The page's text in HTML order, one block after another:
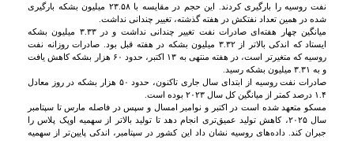
نفت روسیه را بارگیری کردند. این حجم در مقایسه با ۲۳.۵۸ میلیون بشکه بارگیری
شده در همین تعداد نفتکش در هفته گذشته، تغییر چندانی نداشت.
میانگین چهار هفته‌ای صادرات نفت تغییر چندانی نداشت و در ۳.۳۳ میلیون بشکه
ایستاد که اندکی بالاتر از ۳.۳۲ میلیون بشکه در هفته قبل بود. صادرات روزانه نفت
روسیه که متغیرتر است، در هفته منتهی به ۱۳ اکتبر، حدود ۶۰ هزار بشکه کاهش یافت
و به ۳.۳۱ میلیون بشکه رسید.
صادرات نفت روسیه از ابتدای سال جاری تاکنون، حدود ۵۰ هزار بشکه در روز معادل
۱.۴ درصد کمتر از میانگین کل سال ۲۰۲۳ بوده است.
مسکو متعهد شده است در اکتبر و نوامبر امسال و سپس در فاصله مارس تا سپتامبر
سال ۲۰۲۵، کاهش تولید عمیق‌تری انجام دهد تا تولید بالاتر از سهمیه اوپک پلاس را
جبران کند. داده‌های روسیه نشان داد این کشور در سپتامبر، اندکی پایین‌تر از سهمیه